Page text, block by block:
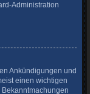
Administration
Ankündigungen und
einen wichtigen